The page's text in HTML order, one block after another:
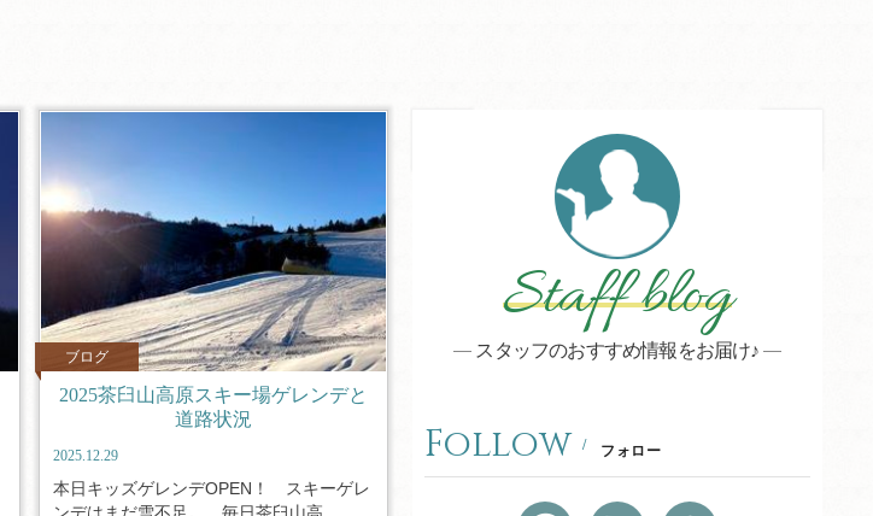
ブログ
2025茶臼山高原スキー場ゲレンデと
道路状況
2025.12.29
本日キッズゲレンデOPEN！ スキーゲレ
ンデはまだ雪不足。 毎日茶臼山高...
Staff blog
スタッフのおすすめ情報をお届け♪
Follow フォロー